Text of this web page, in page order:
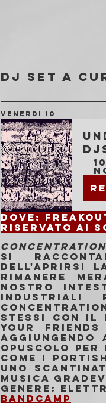
DJ SET a
VENERDI 10
Dove:
Riservato ai
Si
dell'aprirsi
rimanere
nostro
industriali
stessi con il
Your
opuscolo per
come i
uno
musica
Genere:
Bandcamp